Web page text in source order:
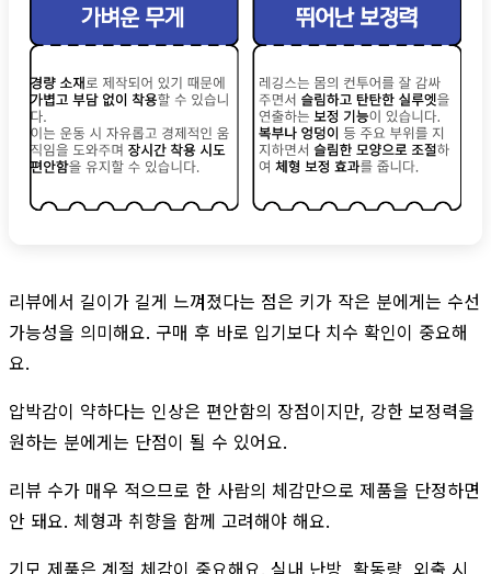
리뷰에서 길이가 길게 느껴졌다는 점은 키가 작은 분에게는 수선
가능성을 의미해요. 구매 후 바로 입기보다 치수 확인이 중요해
요.
압박감이 약하다는 인상은 편안함의 장점이지만, 강한 보정력을
원하는 분에게는 단점이 될 수 있어요.
리뷰 수가 매우 적으므로 한 사람의 체감만으로 제품을 단정하면
안 돼요. 체형과 취향을 함께 고려해야 해요.
기모 제품은 계절 체감이 중요해요. 실내 난방, 활동량, 외출 시